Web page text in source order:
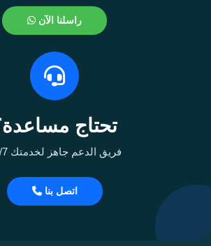
راسلنا الآن
تحتاج
فريق الدعم جاهز لخدمتك 24/7
اتصل بنا